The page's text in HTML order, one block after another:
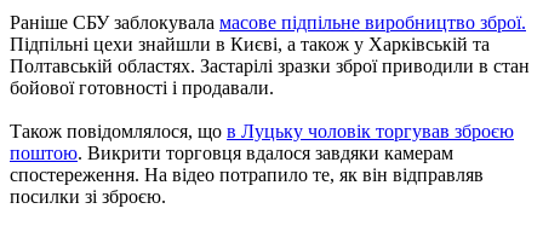
Раніше СБУ заблокувала масове підпільне виробництво зброї.
Підпільні цехи знайшли в Києві, а також у Харківській та
Полтавській областях. Застарілі зразки зброї приводили в стан
бойової готовності і продавали.
Також повідомлялося, що в Луцьку чоловік торгував зброєю
поштою. Викрити торговця вдалося завдяки камерам
спостереження. На відео потрапило те, як він відправляв
посилки зі зброєю.